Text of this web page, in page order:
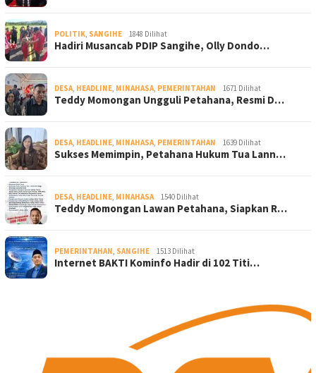
POLITIK, SANGIHE 1848 Dilihat
Hadiri Musancab PDIP Sangihe, Olly Dondo…
DESA, HEADLINE, MINAHASA, PEMERINTAHAN 1671 Dilihat
Teddy Momongan Ungguli Petahana, Resmi D…
DESA, HEADLINE, MINAHASA, PEMERINTAHAN 1639 Dilihat
Sukses Memimpin, Petahana Hukum Tua Lann…
DESA, HEADLINE, MINAHASA 1540 Dilihat
Teddy Momongan Lawan Petahana, Siapkan R…
PEMERINTAHAN, SANGIHE 1513 Dilihat
Internet BAKTI Kominfo Hadir di 102 Titi…